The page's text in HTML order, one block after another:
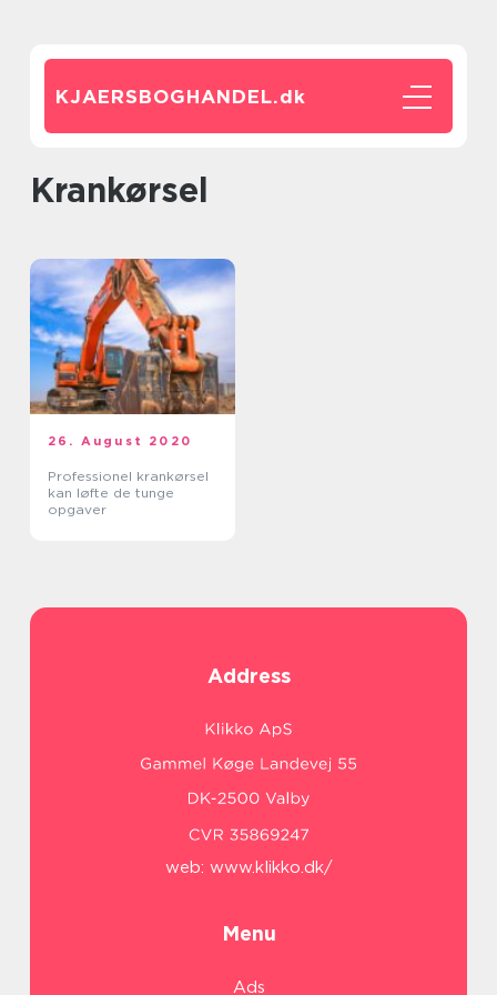
KJAERSBOGHANDEL.dk
krankørsel
26. August 2020
Professionel krankørsel
kan løfte de tunge
opgaver
Address
web: www.klikko.dk/
Menu
Ads